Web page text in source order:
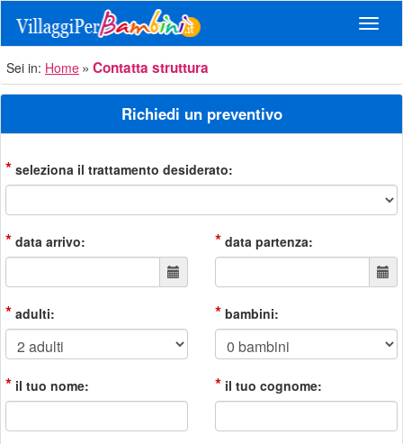
Sei in: Home Contatta struttura
Richiedi un preventivo
* seleziona il trattamento desiderato:
* data arrivo: * data partenza:
* adulti: * bambini:
* il tuo nome: * il tuo cognome: